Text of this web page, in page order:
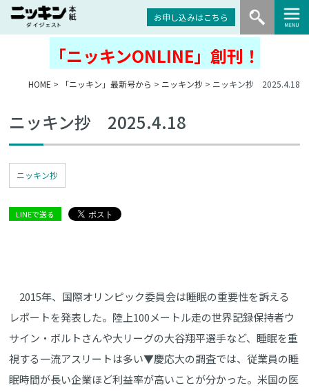
お申し込みはこちら
「ニッキンONLINE」創刊！
HOME > 「ニッキン」最新号から > ニッキン抄 > ニッキン抄 2025.4.18
ニッキン抄 2025.4.18
ニッキン抄
LINEで送る
2015年、国際オリンピック委員会は睡眠の重要性を訴える
レポートを発表した。陸上100メートル走の世界記録保持者ウ
サイン・ボルトさんや大リーグの大谷翔平選手など、睡眠を重
視する一流アスリートは多い▼慶応大の調査では、従業員の睡
眠時間が長い企業ほど利益率が高いことが分かった。米国の医